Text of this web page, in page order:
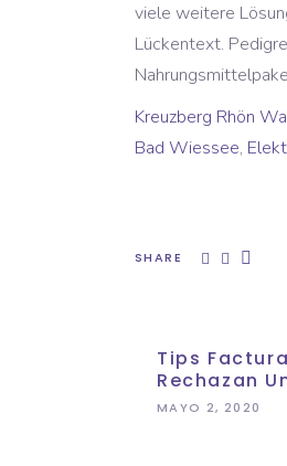
viele weitere
Lückentext.
Kreuzberg Rhön
Bad Wiessee,
SHARE
Tips
Rechazan
MAYO 2, 2020